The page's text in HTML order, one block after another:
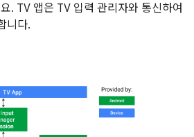
. TV 앱은 TV 입력 관리자와 통신하여
니다.